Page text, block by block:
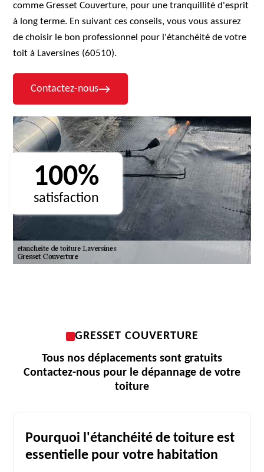
comme Gresset Couverture, pour une tranquillité d'esprit
à long terme. En suivant ces conseils, vous vous assurez
de choisir le bon professionnel pour l'étanchéité de votre
toit à Laversines (60510).
Contactez-nous
100%
satisfaction
GRESSET COUVERTURE
Tous nos déplacements sont gratuits
Contactez-nous pour le dépannage de votre
toiture
Pourquoi l'étanchéité de toiture est
essentielle pour votre habitation